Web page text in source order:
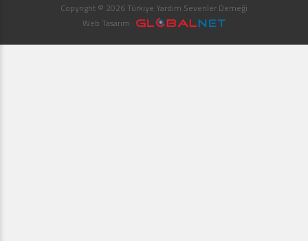
Copyright © 2026 Türkiye Yardım Sevenler Derneği
Web Tasarım :